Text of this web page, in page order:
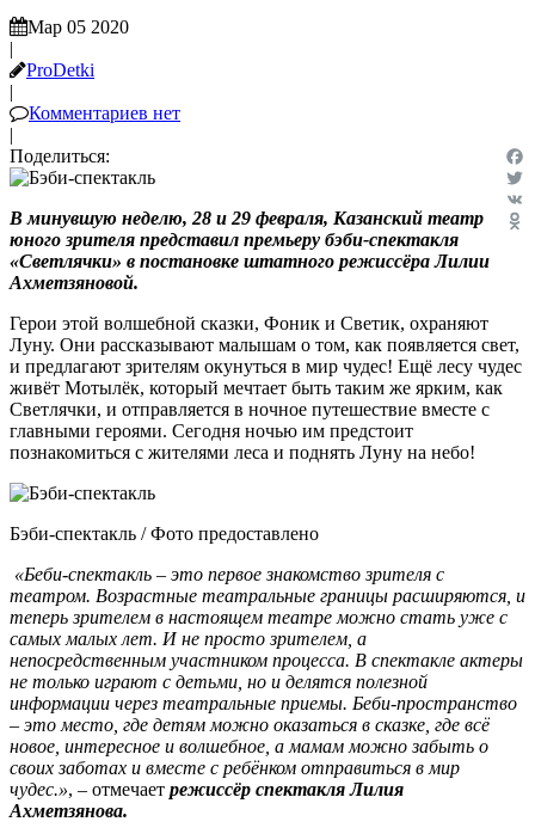
Мар 05 2020
|
ProDetki
|
Комментариев нет
|
Поделиться:
VK
В минувшую неделю, 28 и 29 февраля, Казанский театр
юного зрителя представил премьеру бэби-спектакля
«Светлячки» в постановке штатного режиссёра Лилии
Ахметзяновой.
Герои этой волшебной сказки, Фоник и Светик, охраняют
Луну. Они рассказывают малышам о том, как появляется свет,
и предлагают зрителям окунуться в мир чудес! Ещё лесу чудес
живёт Мотылёк, который мечтает быть таким же ярким, как
Светлячки, и отправляется в ночное путешествие вместе с
главными героями. Сегодня ночью им предстоит
познакомиться с жителями леса и поднять Луну на небо!
Бэби-спектакль / Фото предоставлено
«Беби-спектакль – это первое знакомство зрителя с
театром. Возрастные театральные границы расширяются, и
теперь зрителем в настоящем театре можно стать уже с
самых малых лет. И не просто зрителем, а
непосредственным участником процесса. В спектакле актеры
не только играют с детьми, но и делятся полезной
информации через театральные приемы. Беби-пространство
– это место, где детям можно оказаться в сказке, где всё
новое, интересное и волшебное, а мамам можно забыть о
своих заботах и вместе с ребёнком отправиться в мир
чудес.», – отмечает режиссёр спектакля Лилия
Ахметзянова.